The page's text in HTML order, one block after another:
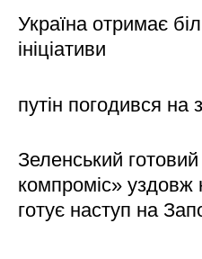
Україна отримає
ініціативи
путін погодився на
Зеленський
компроміс» уздовж
готує наступ на